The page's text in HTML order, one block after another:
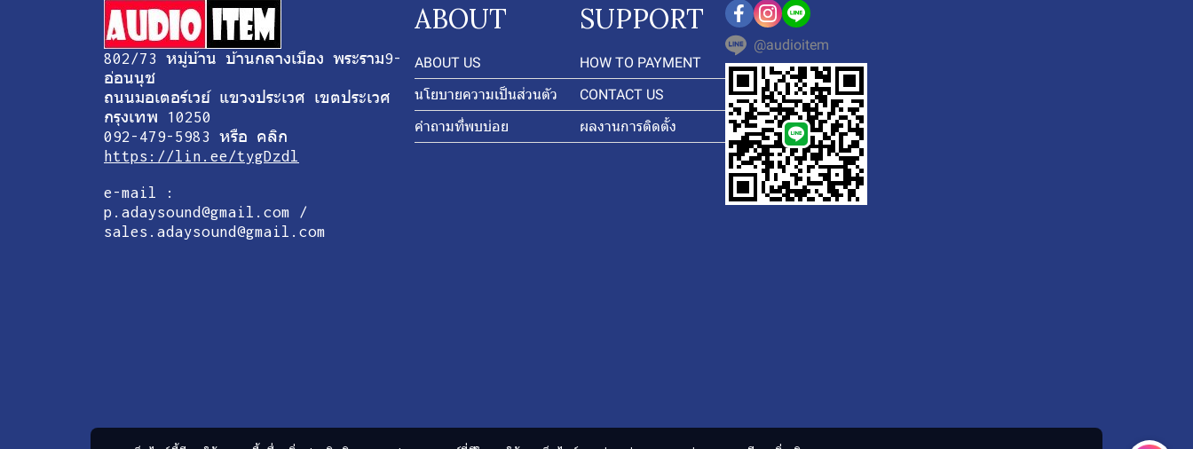
802/73 หมู่บ้าน บ้านกลางเมือง พระราม9-
อ่อนนุช
ถนนมอเตอร์เวย์ แขวงประเวศ เขตประเวศ
กรุงเทพ 10250
092-479-5983 หรือ คลิก
https://lin.ee/tygDzdl
e-mail :
p.adaysound@gmail.com /
sales.adaysound@gmail.com
ABOUT
ABOUT US
นโยบายความเป็นส่วนตัว
คำถามที่พบบ่อย
SUPPORT
HOW TO PAYMENT
CONTACT US
ผลงานการติดตั้ง
@audioitem